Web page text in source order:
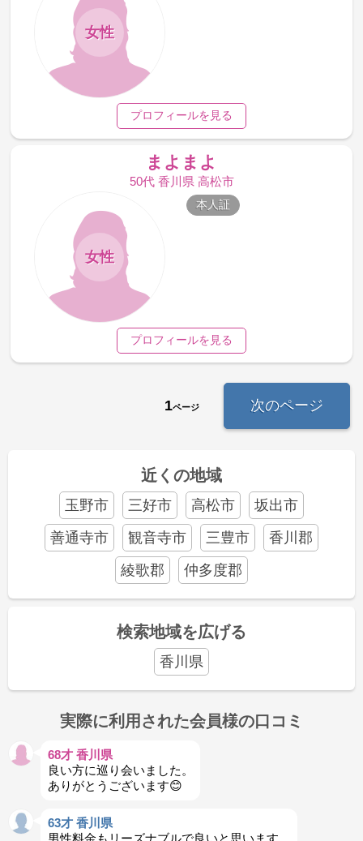
女性
プロフィールを見る
まよまよ
50代 香川県 高松市
女性
本人証
プロフィールを見る
1ページ 次のページ
近くの地域
玉野市 三好市 高松市
坂出市
善通寺市
観音寺市 三豊市
香川郡
綾歌郡
仲多度郡
検索地域を広げる
香川県
実際に利用された会員様の口コミ
68才 香川県
良い方に巡り会いました。
ありがとうございます😊
63才 香川県
男性料金もリーズナブルで良いと思います。